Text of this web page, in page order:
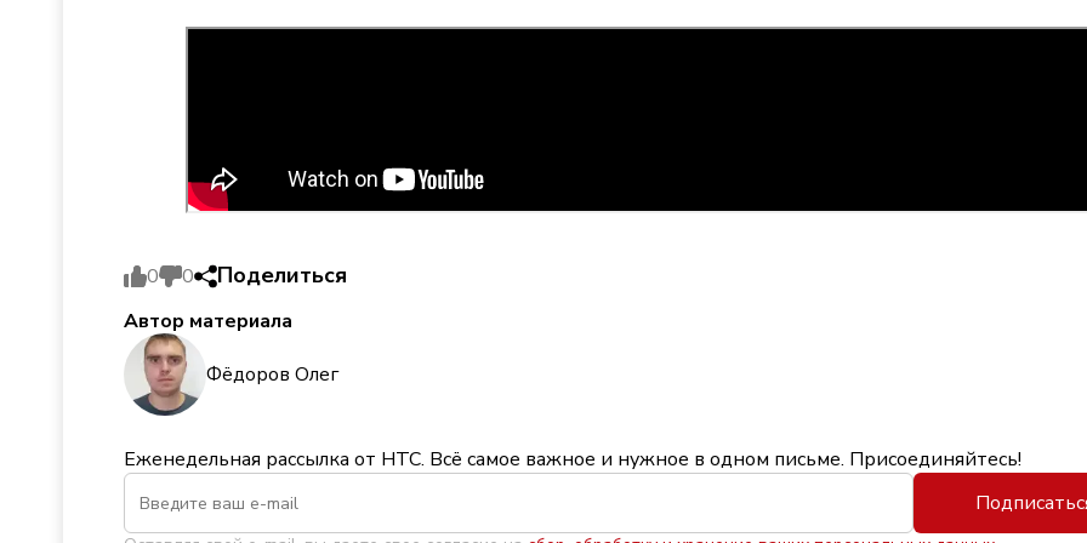
0 0 Поделиться
Автор материала
Фёдоров Олег
Еженедельная рассылка от НТС. Всё самое важное и нужное в одном письме. Присоединяйтесь!